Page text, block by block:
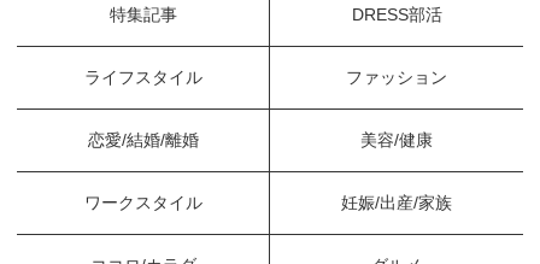
特集記事 DRESS部活
ライフスタイル ファッション
恋愛/結婚/離婚 美容/健康
ワークスタイル 妊娠/出産/家族